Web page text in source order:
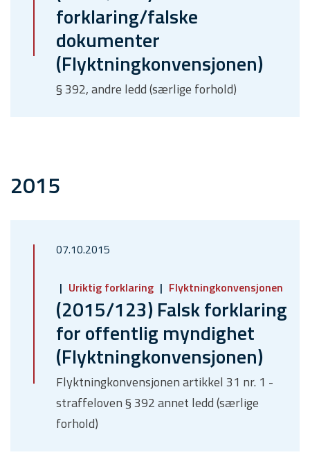
forklaring/falske
dokumenter
(Flyktningkonvensjonen)
§ 392, andre ledd (særlige forhold)
2015
07.10.2015
Uriktig forklaring Flyktningkonvensjonen
(2015/123) Falsk forklaring
for offentlig myndighet
(Flyktningkonvensjonen)
Flyktningkonvensjonen artikkel 31 nr. 1 -
straffeloven § 392 annet ledd (særlige
forhold)